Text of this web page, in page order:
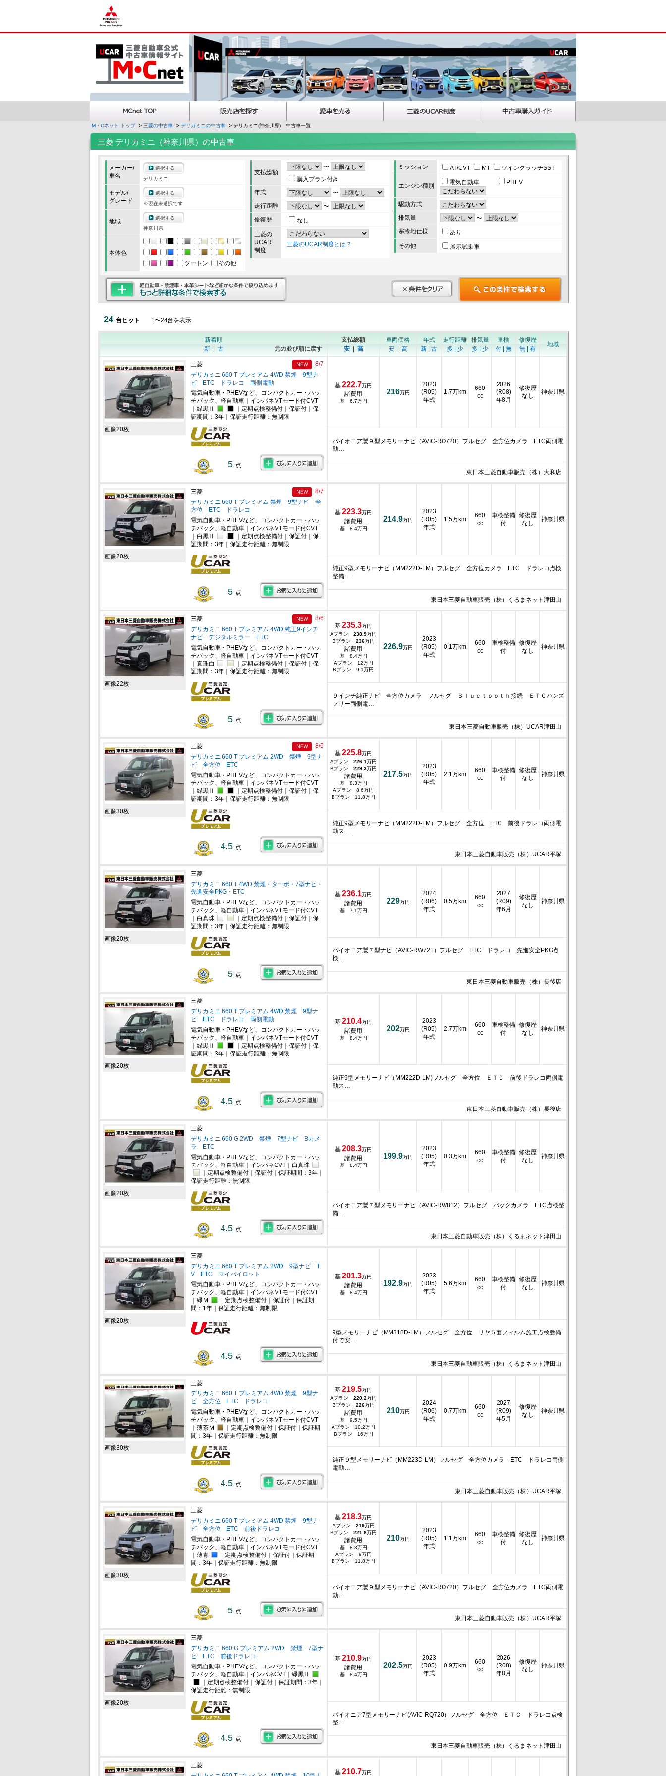
M・Cネット トップ 三菱の中古車 デリカミニの中古車 デリカミニ(神奈川県) 中古車一覧
三菱 デリカミニ（神奈川県）の中古車
メーカー/
車名
選択する
デリカミニ
モデル/
グレード
選択する
※現在未選択です
地域
選択する
神奈川県
本体色
ツートン
その他
支払総額
〜
購入プラン付き
年式
〜
走行距離
〜
修復歴
なし
三菱の
UCAR
制度
三菱のUCAR制度とは？
ミッション AT/CVT MT ツインクラッチSST
エンジン種別 電気自動車 PHEV
駆動方式
排気量
〜
寒冷地仕様
あり
その他
展示試乗車
24 台ヒット 1〜24台を表示
新着順
新| 古 元の並び順に戻す
支払総額
安| 高
車両価格
安| 高
年式
新
古
走行距離
多
少
排気量
多
少
車検
付| 無
修復歴
無
有
地域
画像20枚
三菱
デリカミニ 660 T プレミアム 4WD 禁煙 9型ナ
ビ ETC ドラレコ 両側電動
8/7
電気自動車・PHEVなど、コンパクトカー・ハッ
チバック、軽自動車｜インパネMTモード付CVT
｜緑黒Ⅱ
｜定期点検整備付｜保証付｜保
証期間：3年｜保証走行距離：無制限
5 点
基222.7万円
諸費用
基 6.7万円
216万円
2023
(R05)
年式
1.7万km
660
cc
2026
(R08)
年8月
修復歴
なし
神奈川県
パイオニア製９型メモリーナビ（AVIC-RQ720）フルセグ 全方位カメラ ETC両側電
動…
東日本三菱自動車販売（株）大和店
画像20枚
三菱
デリカミニ 660 T プレミアム 禁煙 9型ナビ 全
方位 ETC ドラレコ
8/7
電気自動車・PHEVなど、コンパクトカー・ハッ
チバック、軽自動車｜インパネMTモード付CVT
｜白黒Ⅱ
｜定期点検整備付｜保証付｜保
証期間：3年｜保証走行距離：無制限
5 点
基223.3万円
諸費用
基 8.4万円
214.9万円
2023
(R05)
年式
1.5万km
660
cc
車検整備
付
修復歴
なし
神奈川県
純正9型メモリーナビ（MM222D-LM）フルセグ 全方位カメラ ETC ドラレコ点検
整備…
東日本三菱自動車販売（株）くるまネット津田山
画像22枚
三菱
デリカミニ 660 T プレミアム 4WD 純正9インチ
ナビ デジタルミラー ETC
8/6
電気自動車・PHEVなど、コンパクトカー・ハッ
チバック、軽自動車｜インパネMTモード付CVT
｜真珠白
｜定期点検整備付｜保証付｜保
証期間：3年｜保証走行距離：無制限
5 点
基235.3万円
Aプラン 238.9万円
Bプラン 236万円
諸費用
基 8.4万円
Aプラン 12万円
Bプラン 9.1万円
226.9万円
2023
(R05)
年式
0.1万km
660
cc
車検整備
付
修復歴
なし
神奈川県
９インチ純正ナビ 全方位カメラ フルセグ Ｂｌｕｅｔｏｏｔｈ接続 ＥＴＣハンズ
フリー両側電…
東日本三菱自動車販売（株）UCAR津田山
画像30枚
三菱
デリカミニ 660 T プレミアム 2WD 禁煙 9型ナ
ビ 全方位 ETC
8/6
電気自動車・PHEVなど、コンパクトカー・ハッ
チバック、軽自動車｜インパネMTモード付CVT
｜緑黒Ⅱ
｜定期点検整備付｜保証付｜保
証期間：3年｜保証走行距離：無制限
4.5 点
基225.8万円
Aプラン 226.1万円
Bプラン 229.3万円
諸費用
基 8.3万円
Aプラン 8.6万円
Bプラン 11.8万円
217.5万円
2023
(R05)
年式
2.1万km
660
cc
車検整備
付
修復歴
なし
神奈川県
純正9型メモリーナビ（MM222D-LM）フルセグ 全方位 ETC 前後ドラレコ両側電
動ス…
東日本三菱自動車販売（株）UCAR平塚
画像20枚
三菱
デリカミニ 660 T 4WD 禁煙・ターボ・7型ナビ・
先進安全PKG・ETC
電気自動車・PHEVなど、コンパクトカー・ハッ
チバック、軽自動車｜インパネMTモード付CVT
｜白真珠
｜定期点検整備付｜保証付｜保
証期間：3年｜保証走行距離：無制限
5 点
基236.1万円
諸費用
基 7.1万円
229万円
2024
(R06)
年式
0.5万km
660
cc
2027
(R09)
年6月
修復歴
なし
神奈川県
パイオニア製７型ナビ（AVIC-RW721）フルセグ ETC ドラレコ 先進安全PKG点
検…
東日本三菱自動車販売（株）長後店
画像20枚
三菱
デリカミニ 660 T プレミアム 4WD 禁煙 9型ナ
ビ ETC ドラレコ 両側電動
電気自動車・PHEVなど、コンパクトカー・ハッ
チバック、軽自動車｜インパネMTモード付CVT
｜緑黒Ⅱ
｜定期点検整備付｜保証付｜保
証期間：3年｜保証走行距離：無制限
4.5 点
基210.4万円
諸費用
基 8.4万円
202万円
2023
(R05)
年式
2.7万km
660
cc
車検整備
付
修復歴
なし
神奈川県
純正9型メモリーナビ（MM222D-LM)フルセグ 全方位 ＥＴＣ 前後ドラレコ両側電
動ス…
東日本三菱自動車販売（株）長後店
画像20枚
三菱
デリカミニ 660 G 2WD 禁煙 7型ナビ Bカメ
ラ ETC
電気自動車・PHEVなど、コンパクトカー・ハッ
チバック、軽自動車｜インパネCVT｜白真珠
｜定期点検整備付｜保証付｜保証期間：3年｜
保証走行距離：無制限
4.5 点
基208.3万円
諸費用
基 8.4万円
199.9万円
2023
(R05)
年式
0.3万km
660
cc
車検整備
付
修復歴
なし
神奈川県
パイオニア製７型メモリーナビ（AVIC-RW812）フルセグ バックカメラ ETC点検整
備…
東日本三菱自動車販売（株）くるまネット津田山
画像20枚
三菱
デリカミニ 660 T プレミアム 2WD 9型ナビ T
V ETC マイパイロット
電気自動車・PHEVなど、コンパクトカー・ハッ
チバック、軽自動車｜インパネMTモード付CVT
｜緑Ｍ
｜定期点検整備付｜保証付｜保証期
間：1年｜保証走行距離：無制限
4.5 点
基201.3万円
諸費用
基 8.4万円
192.9万円
2023
(R05)
年式
5.6万km
660
cc
車検整備
付
修復歴
なし
神奈川県
9型メモリーナビ（MM318D-LM）フルセグ 全方位 リヤ５面フィルム施工点検整備
付で安…
東日本三菱自動車販売（株）くるまネット津田山
画像30枚
三菱
デリカミニ 660 T プレミアム 4WD 禁煙 9型ナ
ビ 全方位 ETC ドラレコ
電気自動車・PHEVなど、コンパクトカー・ハッ
チバック、軽自動車｜インパネMTモード付CVT
｜薄茶Ｍ
｜定期点検整備付｜保証付｜保証期
間：3年｜保証走行距離：無制限
4.5 点
基219.5万円
Aプラン 220.2万円
Bプラン 226万円
諸費用
基 9.5万円
Aプラン 10.2万円
Bプラン 16万円
210万円
2024
(R06)
年式
0.7万km
660
cc
2027
(R09)
年5月
修復歴
なし
神奈川県
純正９型メモリーナビ（MM223D-LM）フルセグ 全方位カメラ ETC ドラレコ両側
電動…
東日本三菱自動車販売（株）UCAR平塚
画像30枚
三菱
デリカミニ 660 T プレミアム 4WD 禁煙 9型ナ
ビ 全方位 ETC 前後ドラレコ
電気自動車・PHEVなど、コンパクトカー・ハッ
チバック、軽自動車｜インパネMTモード付CVT
｜薄青
｜定期点検整備付｜保証付｜保証期
間：3年｜保証走行距離：無制限
5 点
基218.3万円
Aプラン 219万円
Bプラン 221.8万円
諸費用
基 8.3万円
Aプラン 9万円
Bプラン 11.8万円
210万円
2023
(R05)
年式
1.1万km
660
cc
車検整備
付
修復歴
なし
神奈川県
パイオニア製９型メモリーナビ（AVIC-RQ720）フルセグ 全方位カメラ ETC両側電
動…
東日本三菱自動車販売（株）UCAR平塚
画像20枚
三菱
デリカミニ 660 G プレミアム 2WD 禁煙 7型ナ
ビ ETC 前後ドラレコ
電気自動車・PHEVなど、コンパクトカー・ハッ
チバック、軽自動車｜インパネCVT｜緑黒Ⅱ
｜定期点検整備付｜保証付｜保証期間：3年｜
保証走行距離：無制限
4.5 点
基210.9万円
諸費用
基 8.4万円
202.5万円
2023
(R05)
年式
0.9万km
660
cc
2026
(R08)
年8月
修復歴
なし
神奈川県
パイオニア7型メモリーナビ(AVIC-RQ720）フルセグ 全方位 ＥＴＣ ドラレコ点検
整…
東日本三菱自動車販売（株）くるまネット津田山
三菱
基210.7万円